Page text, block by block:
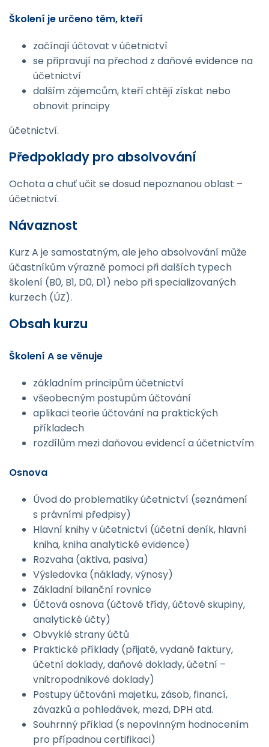
Školení je určeno těm, kteří
začínají účtovat v účetnictví
se připravují na přechod z daňové evidence na
účetnictví
dalším zájemcům, kteří chtějí získat nebo
obnovit principy
účetnictví.
Předpoklady pro absolvování
Ochota a chuť učit se dosud nepoznanou oblast –
účetnictví.
Návaznost
Kurz A je samostatným, ale jeho absolvování může
účastníkům výrazně pomoci při dalších typech
školení (B0, B1, D0, D1) nebo při specializovaných
kurzech (ÚZ).
Obsah kurzu
Školení A se věnuje
základním principům účetnictví
všeobecným postupům účtování
aplikaci teorie účtování na praktických
příkladech
rozdílům mezi daňovou evidencí a účetnictvím
Osnova
Úvod do problematiky účetnictví (seznámení
s právními předpisy)
Hlavní knihy v účetnictví (účetní deník, hlavní
kniha, kniha analytické evidence)
Rozvaha (aktiva, pasiva)
Výsledovka (náklady, výnosy)
Základní bilanční rovnice
Účtová osnova (účtové třídy, účtové skupiny,
analytické účty)
Obvyklé strany účtů
Praktické příklady (přijaté, vydané faktury,
účetní doklady, daňové doklady, účetní –
vnitropodnikové doklady)
Postupy účtování majetku, zásob, financí,
závazků a pohledávek, mezd, DPH atd.
Souhrnný příklad (s nepovinným hodnocením
pro případnou certifikaci)